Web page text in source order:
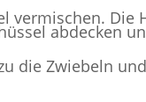
vermischen.
abdecken
die Zwiebeln